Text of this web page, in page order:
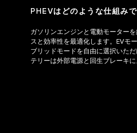
PHEVはどのような仕組み
ガソリンエンジンと電動モーター
スと効率性を最適化します。EVモ
ブリッドモードを自由に選択いた
テリーは外部電源と回生ブレーキに